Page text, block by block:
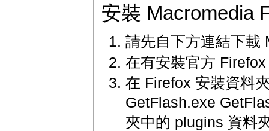
安裝 Macromedia
請先自下方連結下
在有安裝官方
在 Firefox 安裝資料
GetFlash.exe
夾中的 plugins 資料